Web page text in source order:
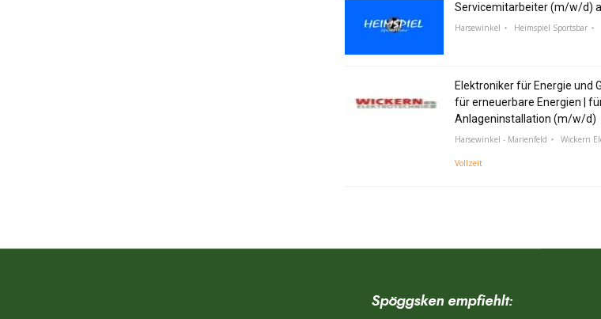
Servicemitarbeiter (m/w/d)
Harsewinkel Heimspiel Sportsbar
Elektroniker für Energie und
für erneuerbare Energien |
Anlageninstallation (m/w/d)
Harsewinkel - Marienfeld Wickern
Vollzeit
Spöggsken empfiehlt: